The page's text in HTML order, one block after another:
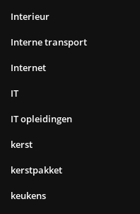
Interieur
Interne transport
Internet
IT
IT opleidingen
kerst
kerstpakket
keukens